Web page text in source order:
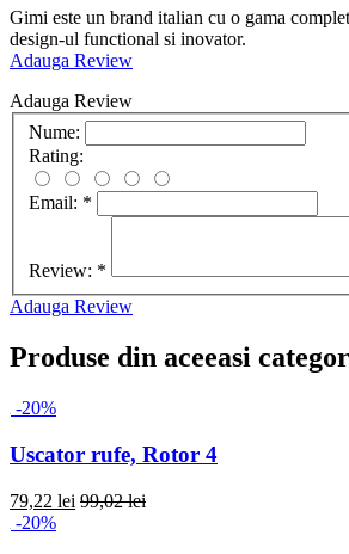
Gimi este un brand italian cu o gama
design-ul functional si inovator.
Adauga Review
Adauga Review
Nume:
Rating:
Email: *
Review: *
Adauga Review
Produse din aceeasi
-20%
Uscator rufe, Rotor 4
79,22 lei 99,02 lei
-20%